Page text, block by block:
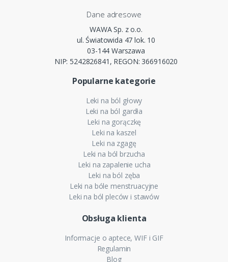
Dane adresowe
WAWA Sp. z o.o.
ul. Światowida 47 lok. 10
03-144 Warszawa
NIP: 5242826841, REGON: 366916020
Popularne kategorie
Leki na ból głowy
Leki na ból gardła
Leki na gorączkę
Leki na kaszel
Leki na zgagę
Leki na ból brzucha
Leki na zapalenie ucha
Leki na ból zęba
Leki na bóle menstruacyjne
Leki na ból pleców i stawów
Obsługa klienta
Informacje o aptece, WIF i GIF
Regulamin
Blog